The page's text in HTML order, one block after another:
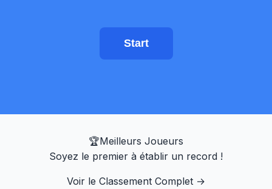
Recherche de symboles
Start
🏆Meilleurs Joueurs
Soyez le premier à établir un record !
Voir le Classement Complet →